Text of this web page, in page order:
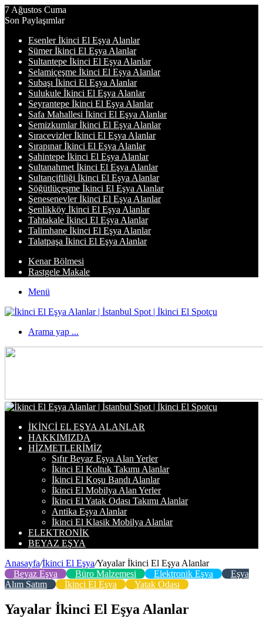
7 Ağustos Cuma
Son Paylaşımlar
Esenler İkinci El Eşya Alanlar
Sümer İkinci El Eşya Alanlar
Sultantepe İkinci El Eşya Alanlar
Selamiçeşme İkinci El Eşya Alanlar
Subaşı İkinci El Eşya Alanlar
Sulukule İkinci El Eşya Alanlar
Seyrantepe İkinci El Eşya Alanlar
Safa Mahallesi İkinci El Eşya Alanlar
Semizkumlar İkinci El Eşya Alanlar
Sıracevizler İkinci El Eşya Alanlar
Sırapınar İkinci El Eşya Alanlar
Şahintepe İkinci El Eşya Alanlar
Sultanahmet İkinci El Eşya Alanlar
Sultançiftliği İkinci El Eşya Alanlar
Söğütlüçeşme İkinci El Eşya Alanlar
Şenesenevler İkinci El Eşya Alanlar
Şenlikköy İkinci El Eşya Alanlar
Tahtakale İkinci El Eşya Alanlar
Talimhane İkinci El Eşya Alanlar
Talatpaşa İkinci El Eşya Alanlar
Kenar Bölmesi
Rastgele Makale
Menü
Arama yap ...
İKINCI EL EŞYA ALANLAR
HAKKIMIZDA
HIZMETLERIMIZ
Sıfır Beyaz Eşya Alan Yerler
İkinci El Koltuk Takımı Alanlar
İkinci El Koşu Bandı Alanlar
İkinci El Mobilya Alan Yerler
İkinci El Yatak Odası Takımı Alanlar
Antika Eşya Alanlar
İkinci El Klasik Mobilya Alanlar
ELEKTRONIK
BEYAZ EŞYA
Anasayfa/İkinci El Eşya/Yayalar İkinci El Eşya Alanlar
Beyaz Eşya
Büro Malzemesi Elektronik Eşya
Eşya
Alım Satım
İkinci El Eşya Yatak Odası
Yayalar İkinci El Eşya Alanlar